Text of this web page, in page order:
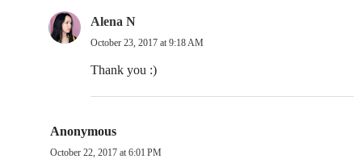
Alena N
October 23, 2017 at 9:18 AM
Thank you :)
Anonymous
October 22, 2017 at 6:01 PM